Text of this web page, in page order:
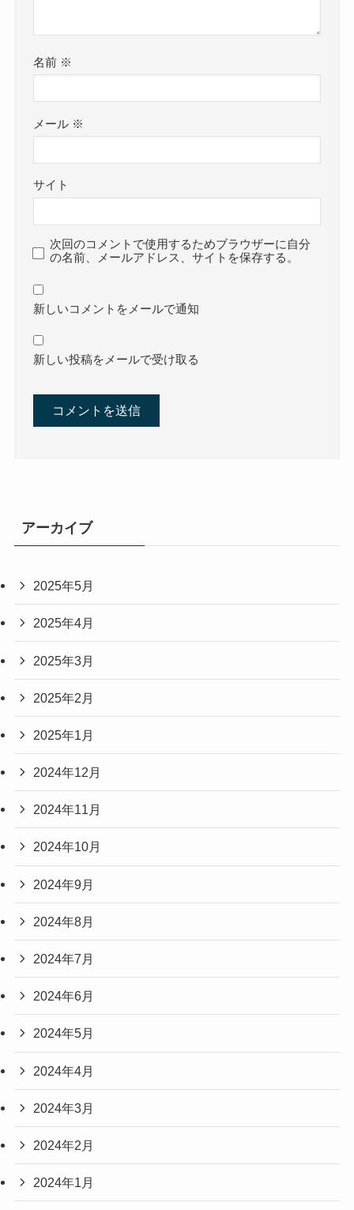
名前 ※
メール ※
サイト
次回のコメントで使用するためブラウザーに自分
の名前、メールアドレス、サイトを保存する。
新しいコメントをメールで通知
新しい投稿をメールで受け取る
アーカイブ
2025年5月
2025年4月
2025年3月
2025年2月
2025年1月
2024年12月
2024年11月
2024年10月
2024年9月
2024年8月
2024年7月
2024年6月
2024年5月
2024年4月
2024年3月
2024年2月
2024年1月